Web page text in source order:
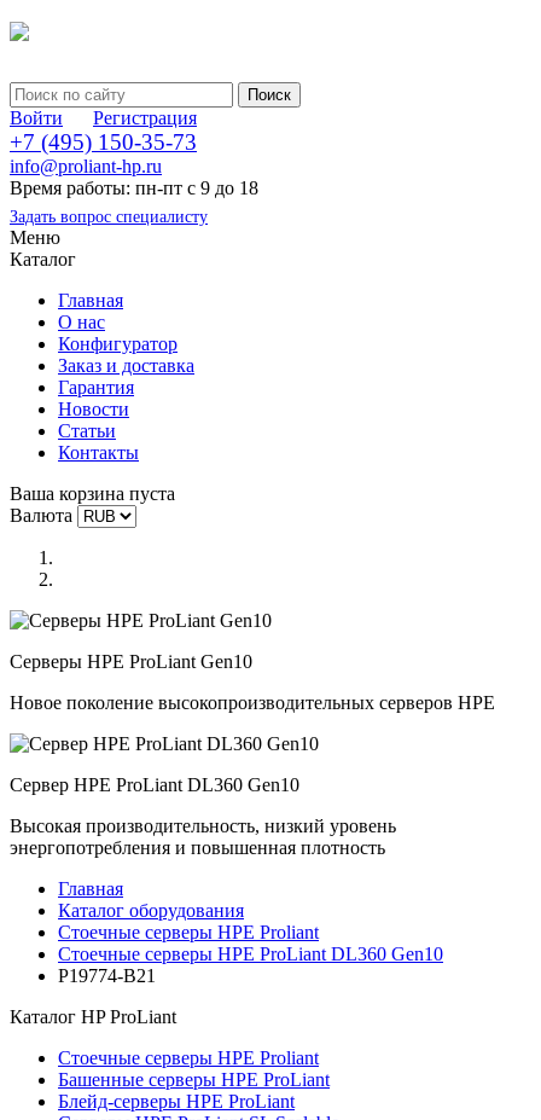
Войти Регистрация
+7 (495) 150-35-73
info@proliant-hp.ru
Время работы: пн-пт с 9 до 18
Задать вопрос специалисту
Меню
Каталог
Главная
О нас
Конфигуратор
Заказ и доставка
Гарантия
Новости
Статьи
Контакты
Ваша корзина пуста
Валюта
Серверы HPE ProLiant Gen10
Новое поколение высокопроизводительных серверов HPE
Сервер HPE ProLiant DL360 Gen10
Высокая производительность, низкий уровень
энергопотребления и повышенная плотность
Главная
Каталог оборудования
Стоечные серверы HPE Proliant
Стоечные серверы HPE ProLiant DL360 Gen10
P19774-B21
Каталог HP ProLiant
Стоечные серверы HPE Proliant
Башенные серверы HPE ProLiant
Блейд-серверы HPE ProLiant